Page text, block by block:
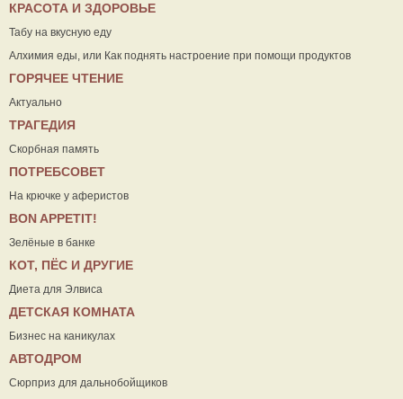
КРАСОТА И ЗДОРОВЬЕ
Табу на вкусную еду
Алхимия еды, или Как поднять настроение при помощи продуктов
ГОРЯЧЕЕ ЧТЕНИЕ
Актуально
ТРАГЕДИЯ
Скорбная память
ПОТРЕБСОВЕТ
На крючке у аферистов
ВON APPETIT!
Зелёные в банке
КОТ, ПЁС И ДРУГИЕ
Диета для Элвиса
ДЕТСКАЯ КОМНАТА
Бизнес на каникулах
АВТОДРОМ
Сюрприз для дальнобойщиков